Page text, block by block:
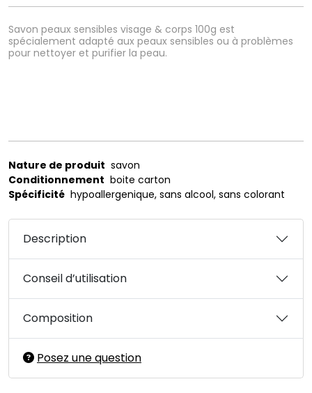
Savon peaux sensibles visage & corps 100g est
spécialement adapté aux peaux sensibles ou à problèmes
pour nettoyer et purifier la peau.
Nature de produit savon
Conditionnement boite carton
Spécificité hypoallergenique, sans alcool, sans colorant
Description
Conseil d’utilisation
Composition
Posez une question